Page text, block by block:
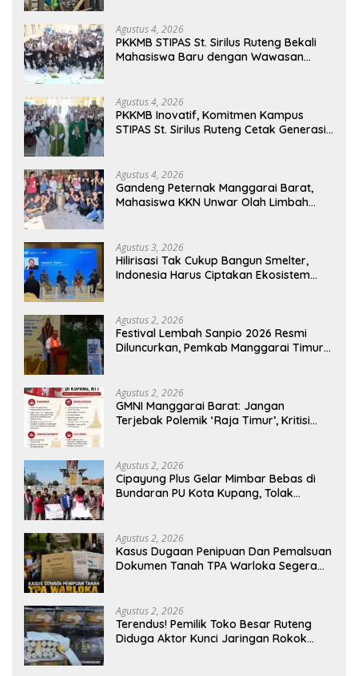
Agustus 4, 2026
PKKMB STIPAS St. Sirilus Ruteng Bekali
Mahasiswa Baru dengan Wawasan
Agustus 4, 2026
PKKMB Inovatif, Komitmen Kampus
STIPAS St. Sirilus Ruteng Cetak Generasi
Agustus 4, 2026
Gandeng Peternak Manggarai Barat,
Mahasiswa KKN Unwar Olah Limbah
Agustus 3, 2026
Hilirisasi Tak Cukup Bangun Smelter,
Indonesia Harus Ciptakan Ekosistem
Agustus 2, 2026
Festival Lembah Sanpio 2026 Resmi
Diluncurkan, Pemkab Manggarai Timur
Agustus 2, 2026
GMNI Manggarai Barat: Jangan
Terjebak Polemik ‘Raja Timur’, Kritisi
Agustus 2, 2026
Cipayung Plus Gelar Mimbar Bebas di
Bundaran PU Kota Kupang, Tolak
Agustus 2, 2026
Kasus Dugaan Penipuan Dan Pemalsuan
Dokumen Tanah TPA Warloka Segera
Memasuki Fase Krusial
Agustus 2, 2026
Terendus! Pemilik Toko Besar Ruteng
Diduga Aktor Kunci Jaringan Rokok